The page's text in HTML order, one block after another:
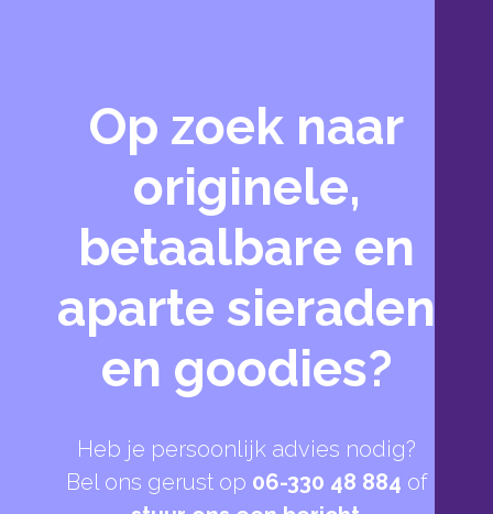
Op zoek naar
originele,
betaalbare en
aparte sieraden
en goodies?
Heb je persoonlijk advies nodig?
Bel ons gerust op 06-330 48 884 of